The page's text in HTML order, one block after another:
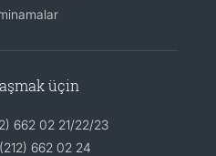
üçin
662 02 21/22/23
662 02 24